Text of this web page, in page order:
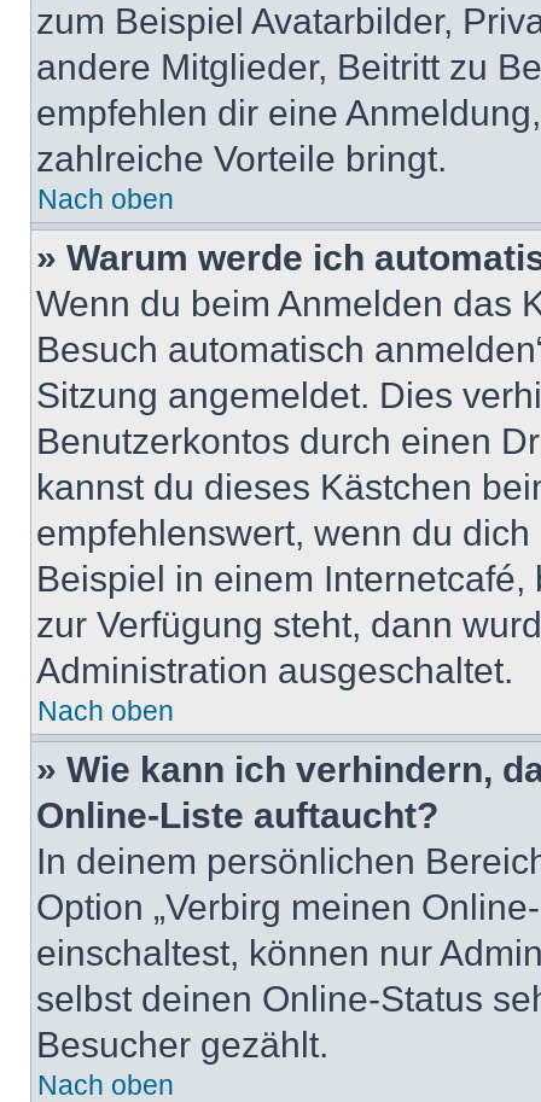
zum Beispiel Avatarbilder,
andere Mitglieder, Beitritt zu
empfehlen dir eine
zahlreiche Vorteile bringt.
Nach oben
» Warum werde ich
Wenn du beim Anmelden das
Besuch automatisch
Sitzung angemeldet. Dies
Benutzerkontos durch einen
kannst du dieses Kästchen
empfehlenswert, wenn du
Beispiel in einem
zur Verfügung steht, dann
Administration ausgeschaltet.
Nach oben
» Wie kann ich verhindern,
Online-Liste auftaucht?
In deinem persönlichen
Option „Verbirg meinen
einschaltest, können nur
selbst deinen Online-Status
Besucher gezählt.
Nach oben